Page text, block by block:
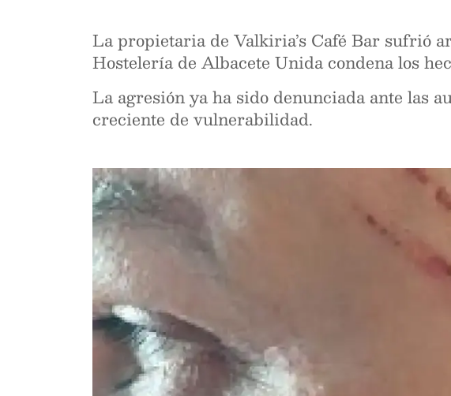
La propietaria de Valkiria’s Café Bar sufrió
Hostelería de Albacete Unida condena los
La agresión ya ha sido denunciada ante las
creciente de vulnerabilidad.